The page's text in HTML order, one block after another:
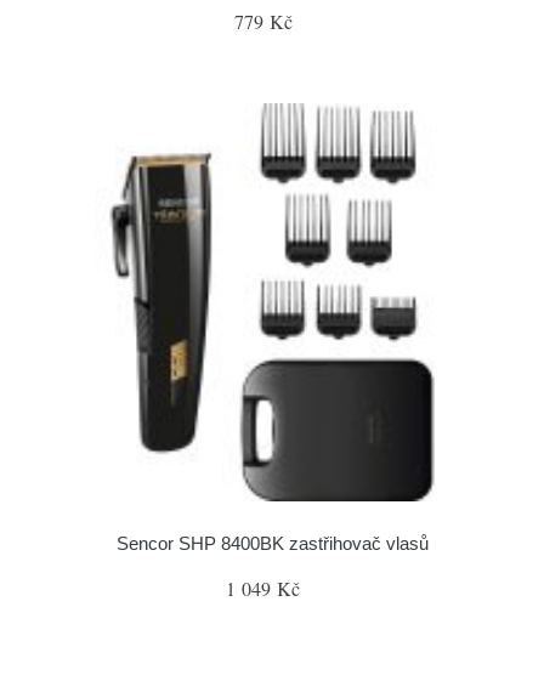
779 Kč
Sencor SHP 8400BK zastřihovač vlasů
1 049 Kč